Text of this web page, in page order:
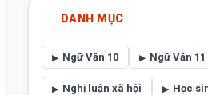
DANH MỤC
Ngữ Văn 10 Ngữ Văn 11
Nghị luận xã hội Học